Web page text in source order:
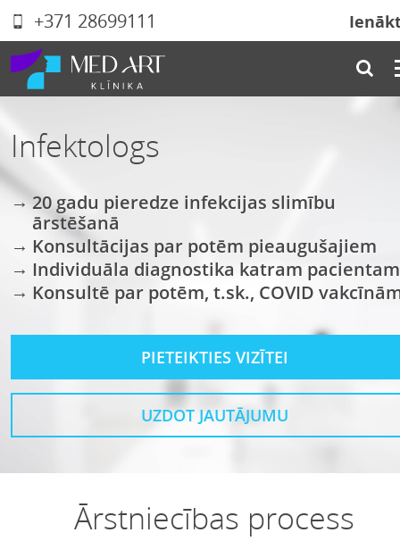
+371 28699111
Infektologs
20 gadu pieredze infekcijas slimību
ārstēšanā
Konsultācijas par potēm pieaugušajiem
Individuāla diagnostika katram pacientam
Konsultē par potēm, t.sk., COVID
PIETEIKTIES VIZĪTEI
UZDOT JAUTĀJUMU
Ārstniecības process